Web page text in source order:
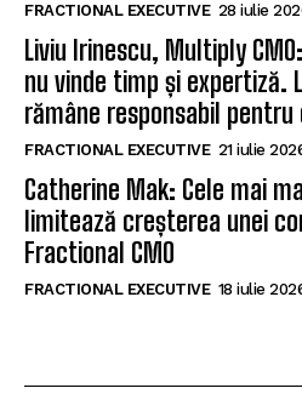
FRACTIONAL EXECUTIVE 28 iulie
Liviu Irinescu, Multiply
nu vinde timp și expertiză.
rămâne responsabil pentru
FRACTIONAL EXECUTIVE 21 iulie
Catherine Mak: Cele mai
limitează creșterea unei
Fractional CMO
FRACTIONAL EXECUTIVE 18 iulie